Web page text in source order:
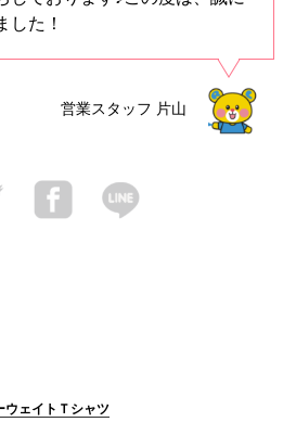
した！
営業スタッフ 片山
ェイトＴシャツ